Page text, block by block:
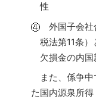
性
外国子会社
税法第11条
欠損金の内国
また、係争
た国内源泉所